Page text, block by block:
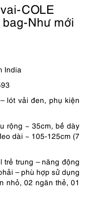
COLE
Như mới
India
lót vải đen, phụ kiện
rộng ~ 35cm, bề dày
dài ~ 105-125cm (7
trẻ trung – năng động
– phù hợp sử dụng
nhỏ, 02 ngăn thẻ, 01